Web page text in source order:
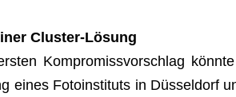
Cluster-Lösung
Kom­pro­miss­vor­schlag
eines Foto­in­sti­tuts in Düs­sel­dorf